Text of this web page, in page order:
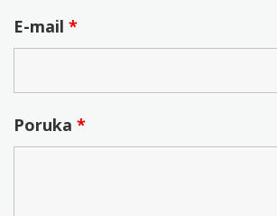
E-mail *
Poruka *